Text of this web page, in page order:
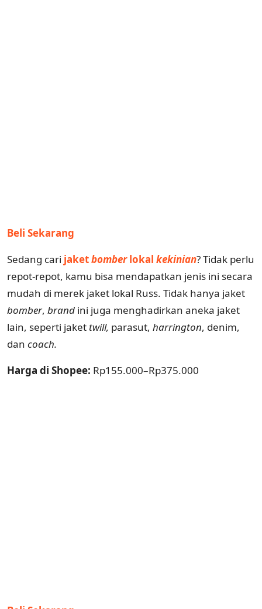
Beli Sekarang
Sedang cari jaketbomberlokal kekinian? Tidak perlu
repot-repot, kamu bisa mendapatkan jenis ini secara
mudah di merek jaket lokal Russ. Tidak hanya jaket
bomber, brand ini juga menghadirkan aneka jaket
lain, seperti jaket twill, parasut, harrington, denim,
dan coach.
Harga di Shopee: Rp155.000–Rp375.000